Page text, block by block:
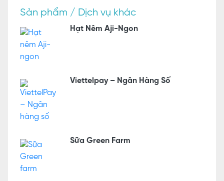
Sản phẩm / Dịch vụ khác
Hạt Nêm Aji-Ngon
Viettelpay – Ngân Hàng Số
Sữa Green Farm